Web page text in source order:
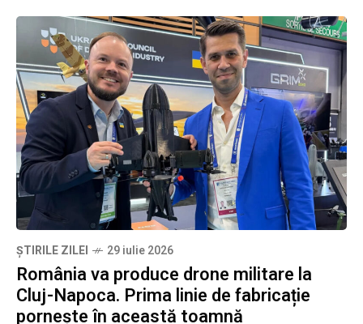
ȘTIRILE ZILEI 29 iulie 2026
România va produce drone militare la
Cluj-Napoca. Prima linie de fabricație
pornește în această toamnă